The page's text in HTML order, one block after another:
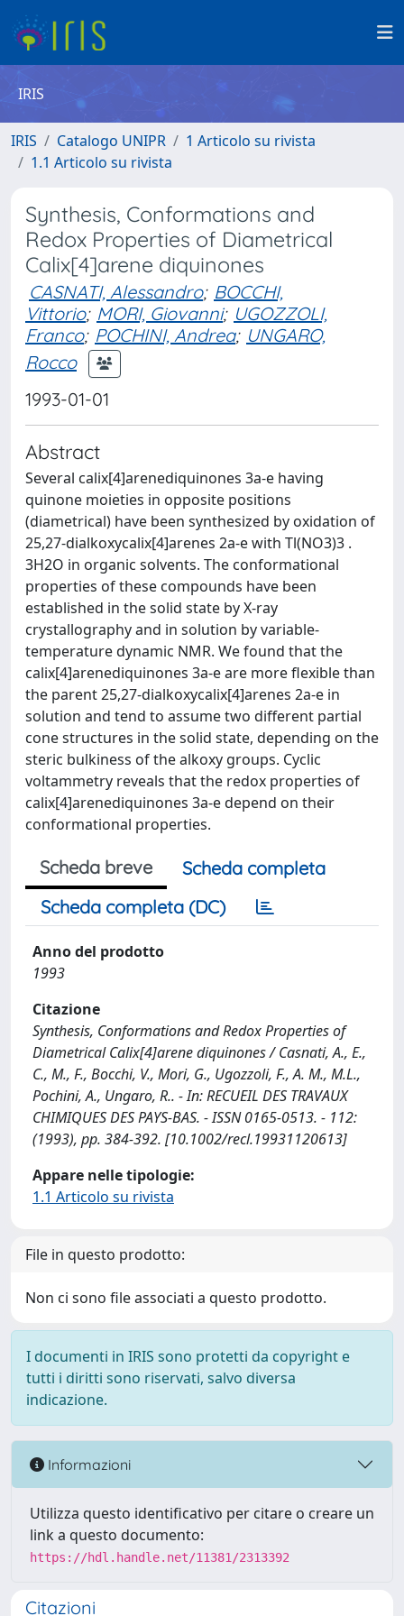
IRIS
IRIS Catalogo UNIPR
1 Articolo su rivista
1.1 Articolo su rivista
Synthesis, Conformations and
Redox Properties of Diametrical
Calix[4]arene diquinones
CASNATI, Alessandro; BOCCHI,
Vittorio; MORI, Giovanni; UGOZZOLI,
Franco; POCHINI, Andrea; UNGARO,
Rocco
1993-01-01
Abstract
Several calix[4]arenediquinones 3a-e having
quinone moieties in opposite positions
(diametrical) have been synthesized by oxidation of
25,27-dialkoxycalix[4]arenes 2a-e with Tl(NO3)3 .
3H2O in organic solvents. The conformational
properties of these compounds have been
established in the solid state by X-ray
crystallography and in solution by variable-
temperature dynamic NMR. We found that the
calix[4]arenediquinones 3a-e are more flexible than
the parent 25,27-dialkoxycalix[4]arenes 2a-e in
solution and tend to assume two different partial
cone structures in the solid state, depending on the
steric bulkiness of the alkoxy groups. Cyclic
voltammetry reveals that the redox properties of
calix[4]arenediquinones 3a-e depend on their
conformational properties.
Scheda breve
Scheda completa
Scheda completa (DC)
Anno del prodotto
1993
Citazione
Synthesis, Conformations and Redox Properties of
Diametrical Calix[4]arene diquinones / Casnati, A., E.,
C., M., F., Bocchi, V., Mori, G., Ugozzoli, F., A. M., M.L.,
Pochini, A., Ungaro, R.. - In: RECUEIL DES TRAVAUX
CHIMIQUES DES PAYS-BAS. - ISSN 0165-0513. - 112:
(1993), pp. 384-392. [10.1002/recl.19931120613]
Appare nelle tipologie:
1.1 Articolo su rivista
File in questo prodotto:
Non ci sono file associati a questo prodotto.
I documenti in IRIS sono protetti da copyright e
tutti i diritti sono riservati, salvo diversa
indicazione.
Informazioni
Utilizza questo identificativo per citare o creare un
link a questo documento:
https://hdl.handle.net/11381/2313392
Citazioni